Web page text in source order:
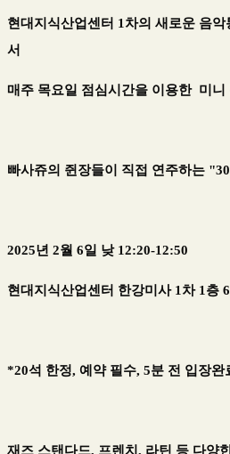
현대지식산업센터 1차의 새로운 음
서
매주 목요일 점심시간을 이용한 미니
빠사쥬의 쥔장들이 직접 연주하는
2025년 2월 6일 낮 12:20-12:50
현대지식산업센터 한강미사 1차 1층
*20석 한정, 예약 필수, 5분 전 입장완
재즈 스탠다드, 프렌치, 라틴 등 다양